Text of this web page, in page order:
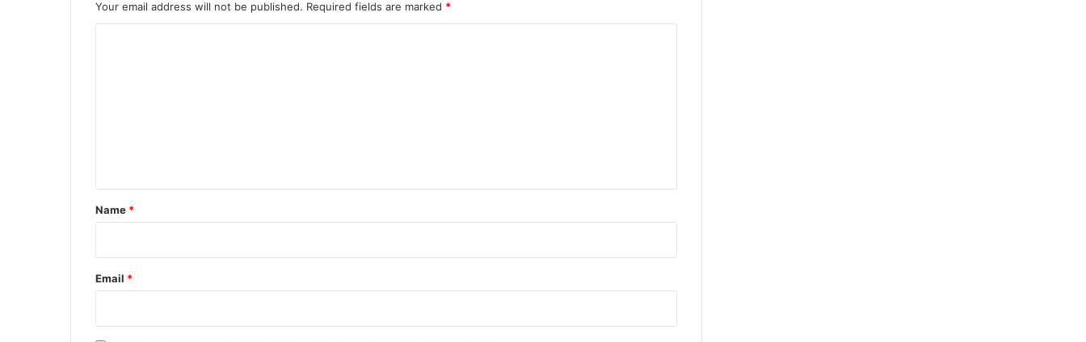
Your email address will not be published. Required fields are marked *
*
Name *
Email *